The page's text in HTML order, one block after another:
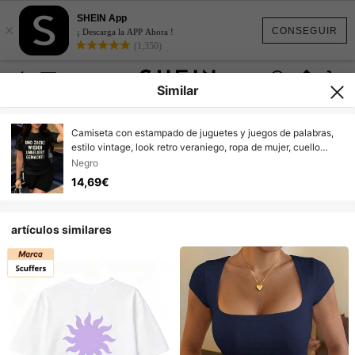
CONSEGUIR
×
SHEIN App
¡ Descarga la APP Ahora !
(1,350)
Similar
Camiseta con estampado de juguetes y juegos de palabras,
estilo vintage, look retro veraniego, ropa de mujer, cuello
redondo, manga corta, adecuada para uso diario.
Negro
14,69€
artículos similares